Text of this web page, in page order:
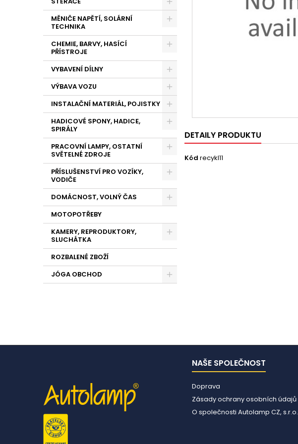
MĚNIČE NAPĚTÍ, SOLÁRNÍ
TECHNIKA
CHEMIE, BARVY, HASÍCÍ
PŘÍSTROJE
VYBAVENÍ DÍLNY
VÝBAVA VOZU
INSTALAČNÍ MATERIÁL, POJISTKY
HADICOVÉ SPONY, HADICE,
SPIRÁLY
PRACOVNÍ LAMPY, OSTATNÍ
SVĚTELNÉ ZDROJE
PŘÍSLUŠENSTVÍ PRO VOZÍKY,
VODIČE
DOMÁCNOST, VOLNÝ ČAS
MOTOPOTŘEBY
KAMERY, REPRODUKTORY,
SLUCHÁTKA
ROZBALENÉ ZBOŽÍ
JÓGA OBCHOD
DETAILY PRODUKTU
Kód recykl11
NAŠE SPOLEČNOST
Doprava
Zásady ochrany osobních údajů
O společnosti Autolamp CZ, s.r.o.